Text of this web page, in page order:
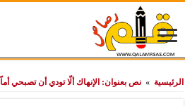
الرئيسية » نص بعنوان: الإنهاك ألّا تودي أن تصبحي أماً